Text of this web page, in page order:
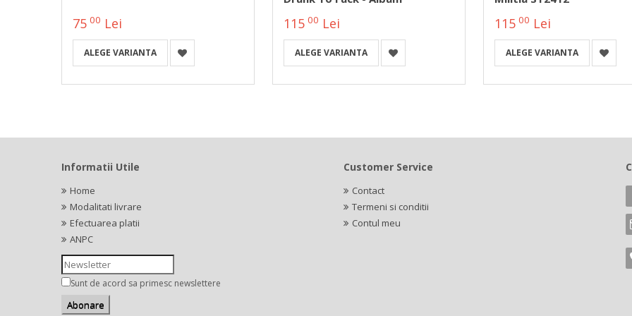
75 00 Lei
ALEGE VARIANTA
115 00 Lei
ALEGE VARIANTA
115 00 Lei
ALEGE VARIANTA
Informatii Utile
Home
Modalitati livrare
Efectuarea platii
ANPC
Sunt de acord sa primesc newslettere
Customer Service
Contact
Termeni si conditii
Contul meu